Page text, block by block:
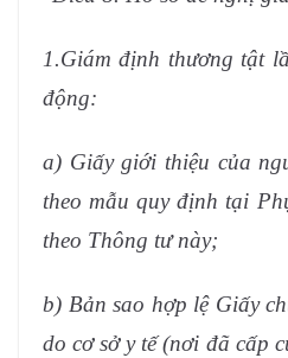
1.Giám định thương tật
động:
a) Giấy giới thiệu của
theo mẫu quy định tại
theo Thông tư này;
b) Bản sao hợp lệ Giấy
do cơ sở y tế (nơi đã cấp